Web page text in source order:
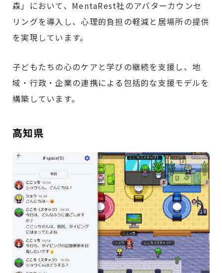
森」において、MentaRest社のアバターカウンセ
リングを導入し、心理的負担の軽減と居場所の提供
を実現しています。
子どもたちの心のケアと学びの継続を支援し、地
域・行政・企業の連携による包括的な支援モデルを
構築しています。
高知県